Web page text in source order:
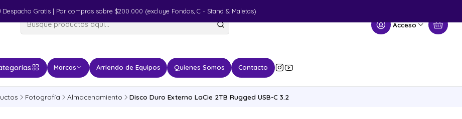
Acceso
Marcas Arriendo de Equipos Quienes Somos Contacto
Despacho Gratis | Por compras sobre $200.000 (excluye Fondos, C - Stand & Maletas)
Fotografía Almacenamiento Disco Duro Externo LaCie 2TB Rugged USB-C 3.2